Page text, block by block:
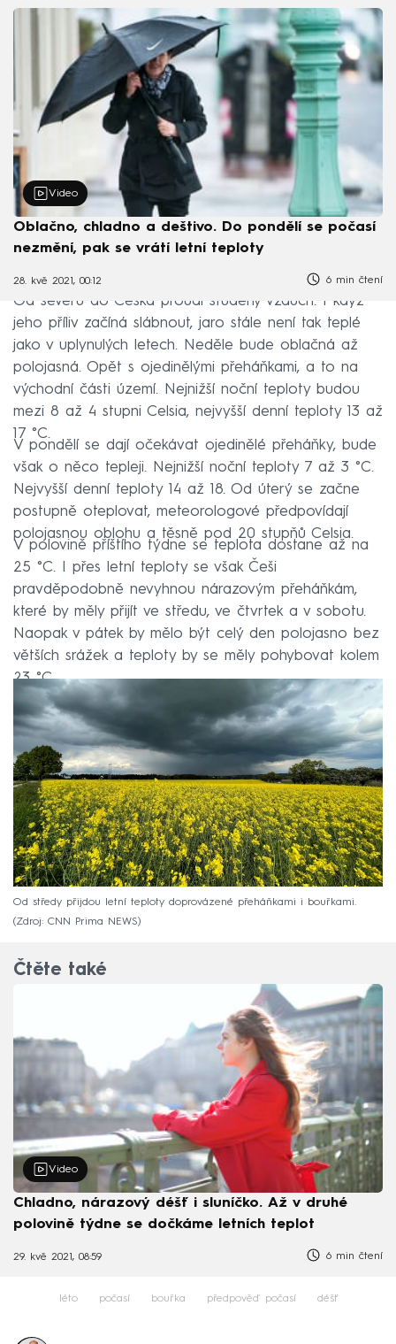
Video
Oblačno, chladno a deštivo. Do pondělí se počasí
nezmění, pak se vrátí letní teploty
28. kvě 2021, 00:12 6 min čtení
Od severu do Česka proudí studený vzduch. I když
jeho příliv začíná slábnout, jaro stále není tak teplé
jako v uplynulých letech. Neděle bude oblačná až
polojasná. Opět s ojedinělými přeháňkami, a to na
východní části území. Nejnižší noční teploty budou
mezi 8 až 4 stupni Celsia, nejvyšší denní teploty 13 až
17 °C.
V pondělí se dají očekávat ojedinělé přeháňky, bude
však o něco tepleji. Nejnižší noční teploty 7 až 3 °C.
Nejvyšší denní teploty 14 až 18. Od úterý se začne
postupně oteplovat, meteorologové předpovídají
polojasnou oblohu a těsně pod 20 stupňů Celsia.
V polovině příštího týdne se teplota dostane až na
25 °C. I přes letní teploty se však Češi
pravděpodobně nevyhnou nárazovým přeháňkám,
které by měly přijít ve středu, ve čtvrtek a v sobotu.
Naopak v pátek by mělo být celý den polojasno bez
větších srážek a teploty by se měly pohybovat kolem
23 °C.
Od středy přijdou letní teploty doprovázené přeháňkami i bouřkami.
Zdroj: CNN Prima NEWS
Čtěte také
Video
Chladno, nárazový déšť i sluníčko. Až v druhé
polovině týdne se dočkáme letních teplot
29. kvě 2021, 08:59 6 min čtení
léto počasí bouřka předpověď počasí déšť